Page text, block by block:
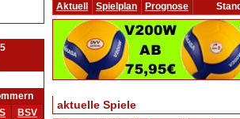
BSV
Aktuell Spielplan Prognose
aktuelle Spiele